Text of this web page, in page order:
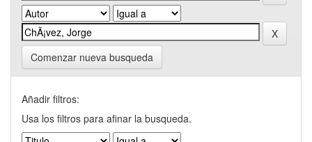
Comenzar nueva busqueda
Añadir filtros:
Usa los filtros para afinar la busqueda.